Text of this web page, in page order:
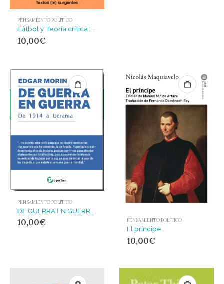
PENSAMIENTO POLÍTICO
10,00€
PENSAMIENTO POLÍTICO
10,00€ PENSAMIENTO POLÍTICO
El príncipe
10,00€